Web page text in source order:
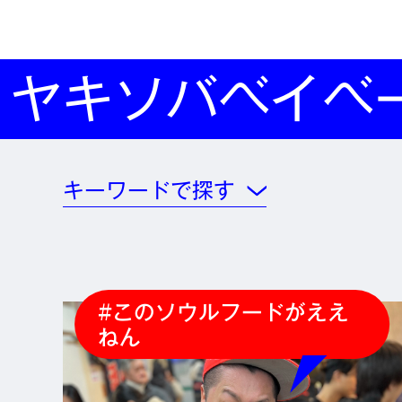
ヤキソバベイベ
キーワードで探す
#このソウルフードがええ
ねん